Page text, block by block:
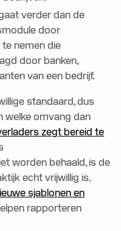
verder dan de
door
nemen die
door banken,
van een bedrijf.
standaard, dus
welke omvang dan
zegt bereid te
worden behaald, is de
echt vrijwillig is.
sjablonen en
rapporteren